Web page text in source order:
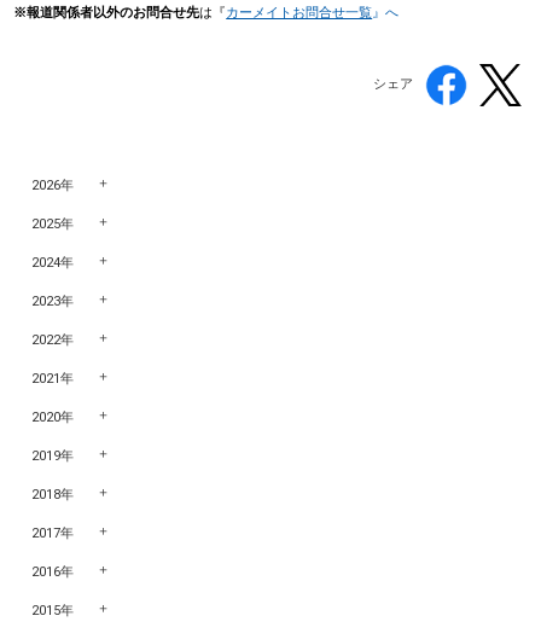
※報道関係者以外のお問合せ先は『カーメイトお問合せ一覧 』へ
シェア
2026年
2025年
2024年
2023年
2022年
2021年
2020年
2019年
2018年
2017年
2016年
2015年